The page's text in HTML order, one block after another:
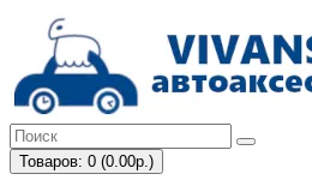
Товаров: 0 (0.00р.)